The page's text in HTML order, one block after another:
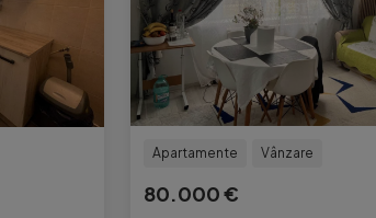
Apartamente Vânzare
80.000 €